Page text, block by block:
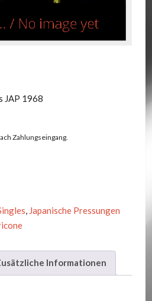
JAP 1968
Zahlungseingang.
, Japanische Pressungen
Informationen